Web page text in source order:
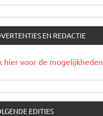
EN REDACTIE
hier voor de mogelijkheden
EDITIES